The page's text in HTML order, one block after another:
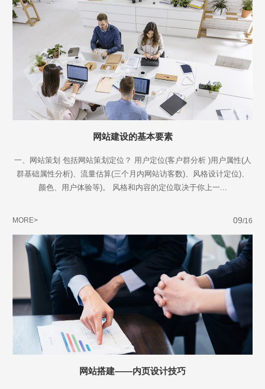
网站建设的基本要素
一、网站策划 包括网站策划定位？ 用户定位(客户群分析 )用户属性(人
群基础属性分析)、流量估算(三个月内网站访客数)、风格设计定位)、
颜色、用户体验等)。 风格和内容的定位取决于你上一...
MORE> 09/16
网站搭建——内页设计技巧